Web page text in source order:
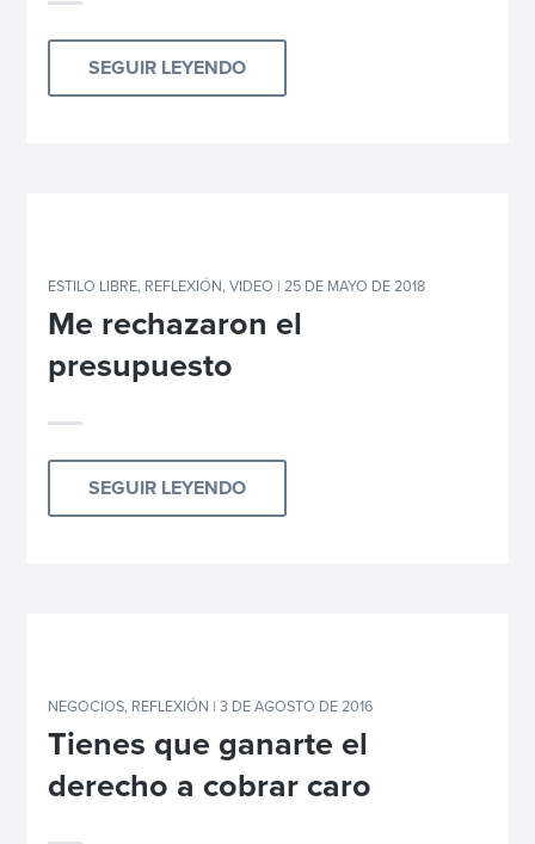
SEGUIR LEYENDO
ESTILO LIBRE, REFLEXIÓN,VIDEO | 25 DE MAYO DE 2018
Me rechazaron el
presupuesto
SEGUIR LEYENDO
NEGOCIOS, REFLEXIÓN | 3 DE AGOSTO DE 2016
Tienes que ganarte el
derecho a cobrar caro